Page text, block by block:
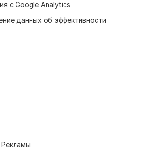
с Google Analytics
данных об эффективности